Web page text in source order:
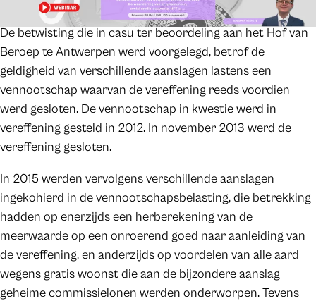
De betwisting die in casu ter beoordeling aan het Hof van
Beroep te Antwerpen werd voorgelegd, betrof de
geldigheid van verschillende aanslagen lastens een
vennootschap waarvan de vereffening reeds voordien
werd gesloten. De vennootschap in kwestie werd in
vereffening gesteld in 2012. In november 2013 werd de
vereffening gesloten.
In 2015 werden vervolgens verschillende aanslagen
ingekohierd in de vennootschapsbelasting, die betrekking
hadden op enerzijds een herberekening van de
meerwaarde op een onroerend goed naar aanleiding van
de vereffening, en anderzijds op voordelen van alle aard
wegens gratis woonst die aan de bijzondere aanslag
geheime commissielonen werden onderworpen. Tevens